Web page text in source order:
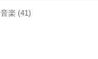
音楽 (41)